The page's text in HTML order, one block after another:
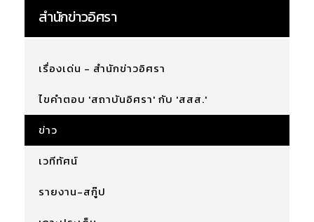
สำนักข่าวอิศรา
เรื่องเด่น - สำนักข่าวอิศรา
ไขคำตอบ 'สถาบันอิศรา' กับ 'สสส.'
ข่าว
เวทีทัศน์
รายงาน-สกู๊ป